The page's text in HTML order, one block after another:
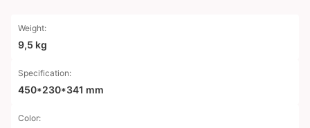
Weight:
9,5 kg
Specification:
450*230*341 mm
Color: